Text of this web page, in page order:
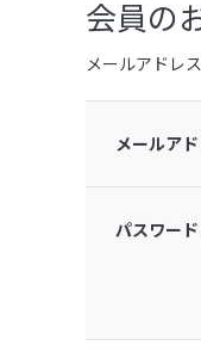
会員の
メールアドレ
メールアド
パスワード